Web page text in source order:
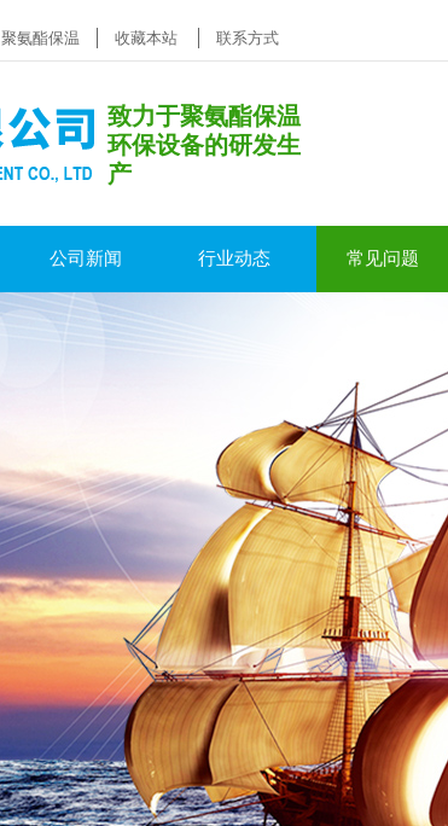
聚氨酯保温 收藏本站 联系方式
致力于聚氨酯保温
环保设备的研发生
产
公司新闻 行业动态 常见问题